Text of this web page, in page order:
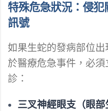
特殊危急狀況：侵
訊號
如果生蛇的發病部位
於醫療危急事件，必
診：
三叉神經眼支（眼部